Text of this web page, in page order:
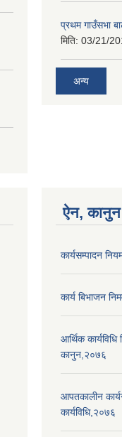
प्रथम गाउँसभा
मिति: 03/21/
अन्य
ऐन, कानुन
कार्यसम्पादन
कार्य बिभाजन
आर्थिक
कानुन,२०७६
आपतकालीन
कार्यविधि,२०७६